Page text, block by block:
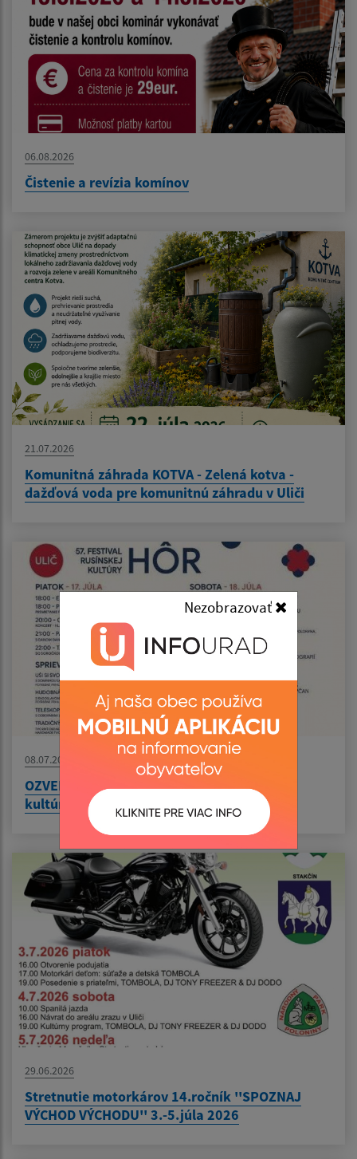
Nezobrazovať
06.08.2026
Čistenie a revízia komínov
21.07.2026
Komunitná záhrada KOTVA - Zelená kotva -
dažďová voda pre komunitnú záhradu v Uliči
08.07.2026
OZVENY VLČÍCH HôR - 57.Festival rusínskej
kultúry
29.06.2026
Stretnutie motorkárov 14.ročník ''SPOZNAJ
VÝCHOD VÝCHODU'' 3.-5.júla 2026